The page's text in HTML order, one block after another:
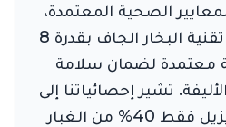
الصحية المعتمدة،
نستخدم في "المارد" تقنية البخار الجاف بقدرة 8
معتمدة لضمان سلامة
تشير إحصائياتنا إلى
أن التنظيف العادي يزيل فقط 40% من الغبار